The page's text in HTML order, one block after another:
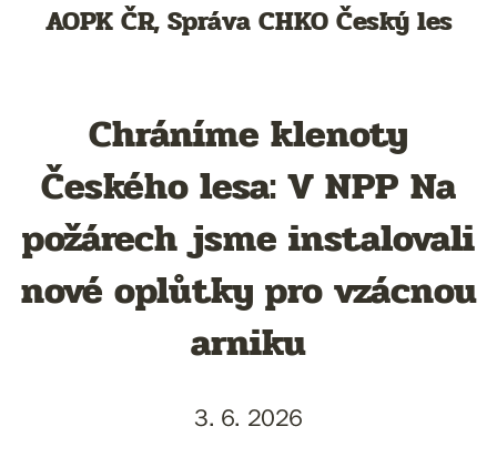
AOPK ČR, Správa CHKO Český les
Chráníme klenoty
Českého lesa: V NPP Na
požárech jsme instalovali
nové oplůtky pro vzácnou
arniku
3. 6. 2026